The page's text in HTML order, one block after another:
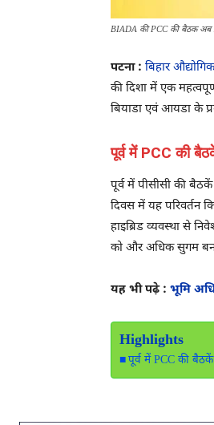
BIADA की PCC की बैठक अब
पटना : बिहार
की दिशा में एक
बियाडा एवं आयडा के
पूर्व में PCC की
पूर्व में पीसीसी की
दिवस में यह परिवर्तन
हाइब्रिड व्यवस्था से
को और अधिक सुगम
यह भी पढ़े : भूमि
Highlights
पूर्व में PCC की